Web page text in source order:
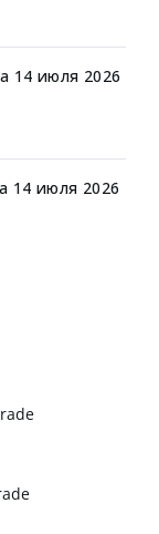
14 июля 2026
14 июля 2026